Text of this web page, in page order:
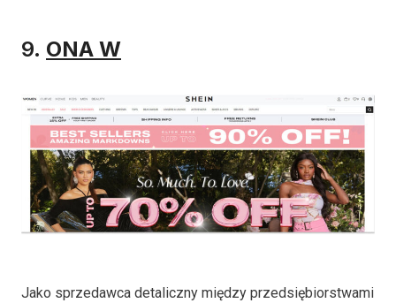
9. ONA W
Jako sprzedawca detaliczny między przedsiębiorstwami